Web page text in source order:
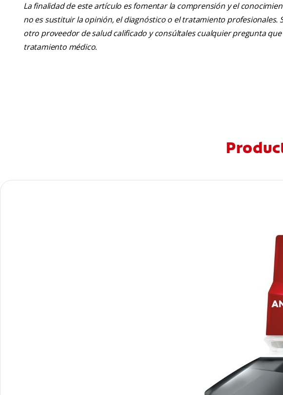
La finalidad de este artículo es fomentar la comprensión y el
no es sustituir la opinión, el diagnóstico o el tratamiento
otro proveedor de salud calificado y consúltales cualquier pregunta
tratamiento médico.